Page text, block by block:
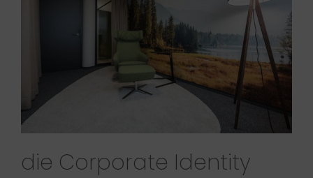
die Corporate Identity